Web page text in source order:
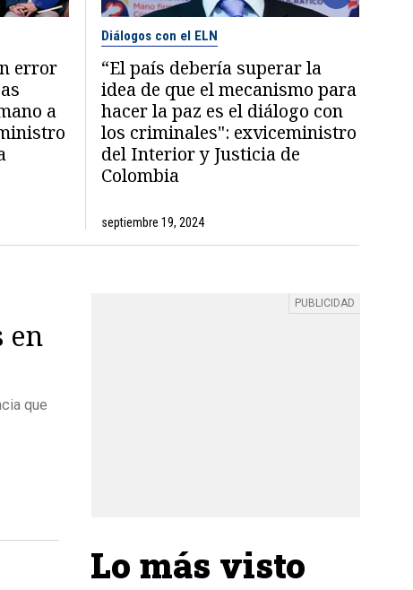
error
a
Diálogos con el ELN
“El país debería superar la
idea de que el mecanismo para
hacer la paz es el diálogo con
los criminales": exviceministro
del Interior y Justicia de
Colombia
septiembre 19, 2024
en
que
Lo más visto